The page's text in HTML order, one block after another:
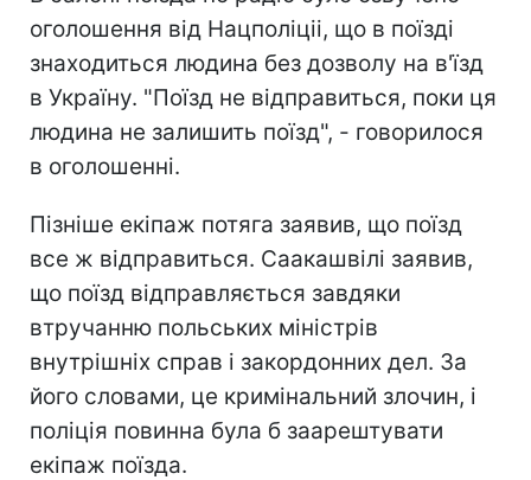
оголошення від Нацполіціі, що в поїзді
знаходиться людина без дозволу на в'їзд
в Україну. "Поїзд не відправиться, поки ця
людина не залишить поїзд", - говорилося
в оголошенні.
Пізніше екіпаж потяга заявив, що поїзд
все ж відправиться. Саакашвілі заявив,
що поїзд відправляється завдяки
втручанню польських міністрів
внутрішніх справ і закордонних дел. За
його словами, це кримінальний злочин, і
поліція повинна була б заарештувати
екіпаж поїзда.